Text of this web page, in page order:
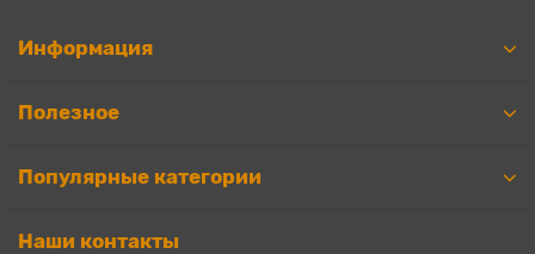
Информация
Полезное
Популярные категории
Наши контакты